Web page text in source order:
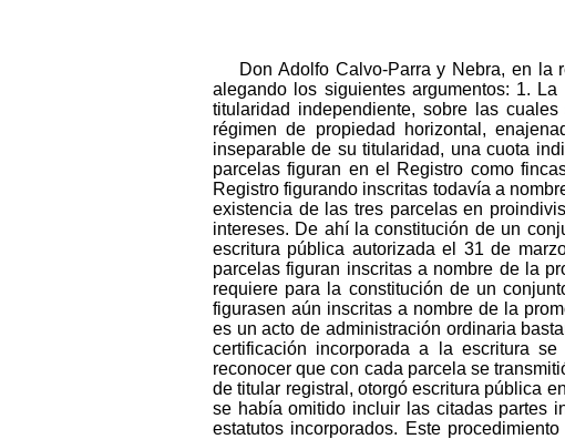
Don Adolfo Calvo-Parra y Nebra, en la
alegando los siguientes argumentos: 1.
titularidad independiente, sobre las
régimen de propiedad horizontal,
inseparable de su titularidad, una cuota
parcelas figuran en el Registro como
Registro figurando inscritas todavía a
existencia de las tres parcelas en
intereses. De ahí la constitución de un
escritura pública autorizada el 31 de
parcelas figuran inscritas a nombre de la
requiere para la constitución de un
figurasen aún inscritas a nombre de la
es un acto de administración ordinaria
certificación incorporada a la escritura
reconocer que con cada parcela se
de titular registral, otorgó escritura pública
se había omitido incluir las citadas partes
estatutos incorporados. Este